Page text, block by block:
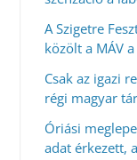
A Szigetre
közölt a MÁV
Csak az igazi
régi magyar
Óriási
adat érkezett,